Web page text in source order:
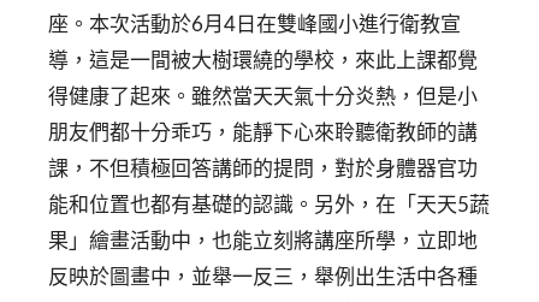
座。本次活動於6月4日在雙峰國小進行衛教宣
導，這是一間被大樹環繞的學校，來此上課都覺
得健康了起來。雖然當天天氣十分炎熱，但是小
朋友們都十分乖巧，能靜下心來聆聽衛教師的講
課，不但積極回答講師的提問，對於身體器官功
能和位置也都有基礎的認識。另外，在「天天5蔬
果」繪畫活動中，也能立刻將講座所學，立即地
反映於圖畫中，並舉一反三，舉例出生活中各種